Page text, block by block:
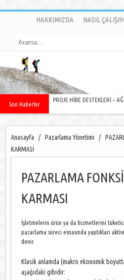
HAKKIMIZDA NASIL
Son Haberler
PROJE HİBE DESTEKLERİ –
Anasayfa / Pazarlama Yönetimi /
KARMASI
PAZARLAMA
KARMASI
İşletmelerin ürün ya da hizmetlerini
pazarlama süreci esnasında yaptıkları
denir.
Klasik anlamda (makro ekonomik
aşağıdaki gibidir: